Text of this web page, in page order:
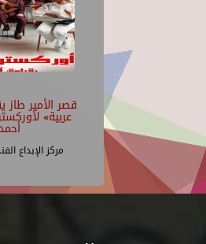
قصر الأمير
عربية»
مركز الإبداع